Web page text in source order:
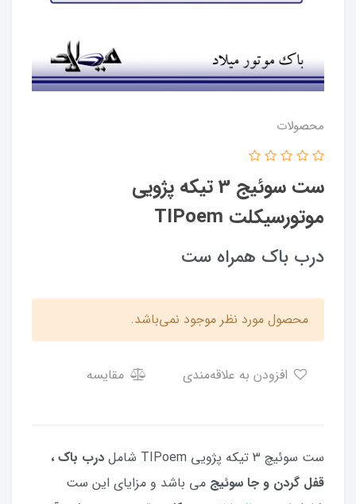
محصولات
ست سوئیج 3 تیکه پژویی
موتورسیکلت TIPoem
درب باک همراه ست
محصول مورد نظر موجود نمی‌باشد.
مقایسه
ست سوئیچ 3 تیکه پژویی TIPoem شامل
درب باک ،
قفل گردن و جا سوئیج می باشد و مزایای این ست